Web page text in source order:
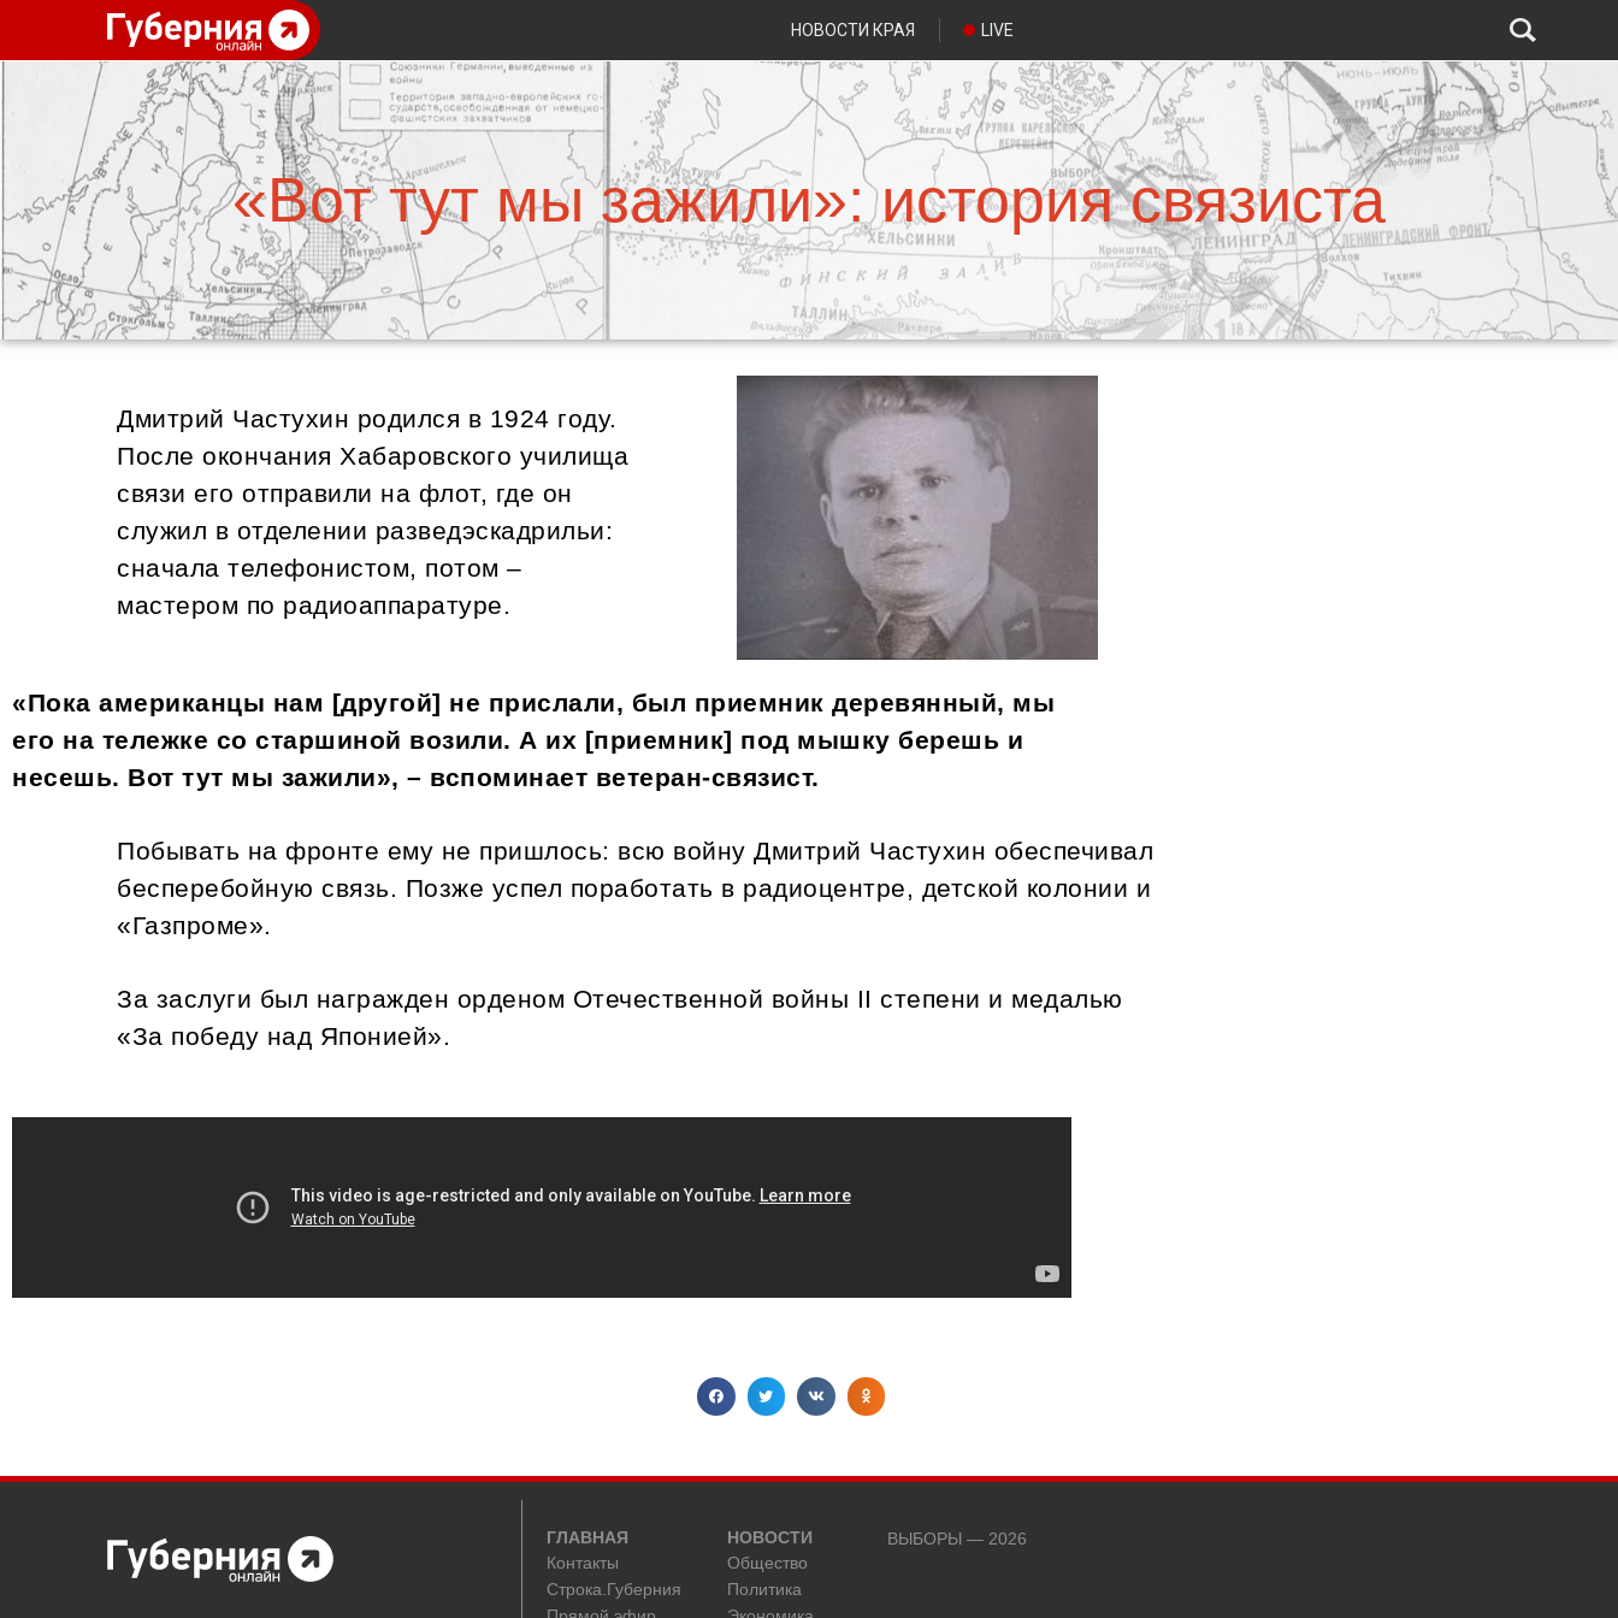
НОВОСТИ КРАЯ LIVE
«Вот тут мы зажили»: история связиста
Дмитрий Частухин родился в 1924 году.
После окончания Хабаровского училища
связи его отправили на флот, где он
служил в отделении разведэскадрильи:
сначала телефонистом, потом –
мастером по радиоаппаратуре.
«Пока американцы нам [другой] не прислали, был приемник деревянный, мы
его на тележке со старшиной возили. А их [приемник] под мышку берешь и
несешь. Вот тут мы зажили», – вспоминает ветеран-связист.
Побывать на фронте ему не пришлось: всю войну Дмитрий Частухин обеспечивал
бесперебойную связь. Позже успел поработать в радиоцентре, детской колонии и
«Газпроме».
За заслуги был награжден орденом Отечественной войны II степени и медалью
«За победу над Японией».
ГЛАВНАЯ
Контакты
Строка.Губерния
НОВОСТИ
Общество
Политика
ВЫБОРЫ — 2026